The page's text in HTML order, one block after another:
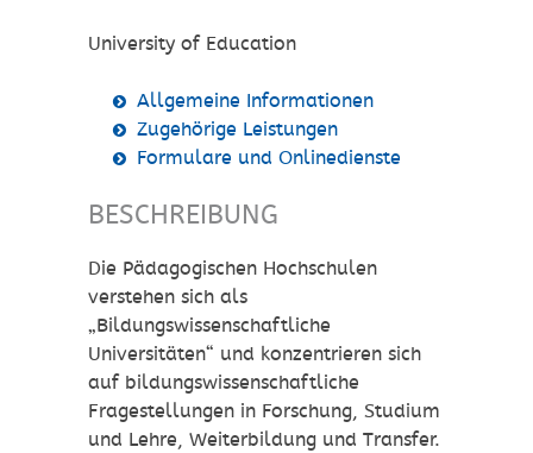
University of Education
Allgemeine Informationen
Zugehörige Leistungen
Formulare und Onlinedienste
BESCHREIBUNG
Die Pädagogischen Hochschulen
verstehen sich als
„Bildungswissenschaftliche
Universitäten“ und konzentrieren sich
auf bildungswissenschaftliche
Fragestellungen in Forschung, Studium
und Lehre, Weiterbildung und Transfer.